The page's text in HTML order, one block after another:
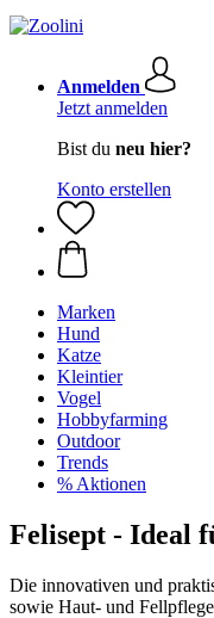
Anmelden
Jetzt anmelden
Bist du neu hier?
Konto erstellen
Marken
Hund
Katze
Kleintier
Vogel
Hobbyfarming
Outdoor
Trends
% Aktionen
Felisept - Ideal
Die innovativen und
sowie Haut- und